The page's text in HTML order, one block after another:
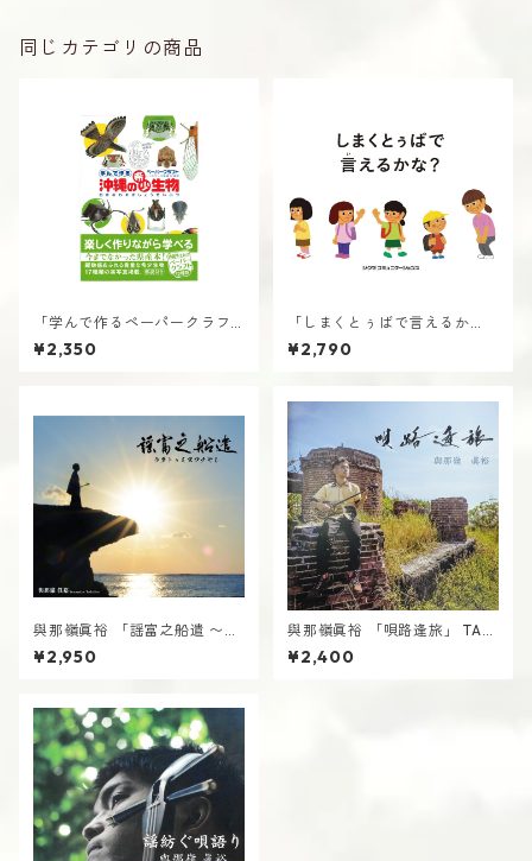
同じカテゴリの商品
「学んで作るペーパークラフ
ト沖縄の希少生物」書籍
¥2,350
「しまくとぅばで言えるか
な？」書籍
¥2,790
與那嶺眞裕 「謡富之船遣 〜ウ
タトゥミヌフナヤレ〜」 TAD
AHIRO YONAMINE よなみね
¥2,950
與那嶺眞裕 「唄路逢旅」 TAD
AHIRO YONAMINE よなみね
ただひろ
¥2,400